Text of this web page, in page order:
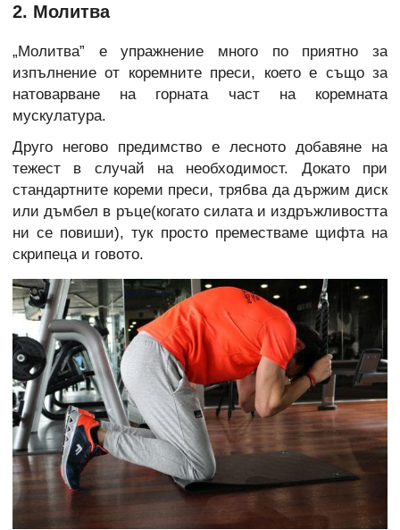
2. Молитва
„Молитва” е упражнение много по приятно за
изпълнение от коремните преси, което е също за
натоварване на горната част на коремната
мускулатура.
Друго негово предимство е лесното добавяне на
тежест в случай на необходимост. Докато при
стандартните кореми преси, трябва да държим диск
или дъмбел в ръце(когато силата и издръжливостта
ни се повиши), тук просто преместваме щифта на
скрипеца и говото.